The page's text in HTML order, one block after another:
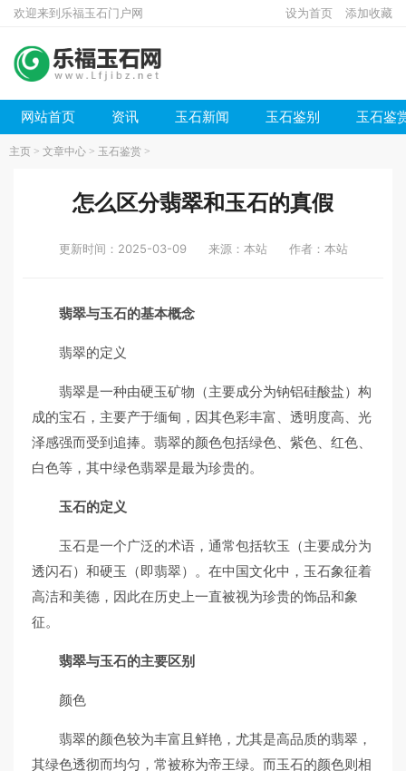
欢迎来到乐福玉石门户网 设为首页 添加收藏
网站首页 资讯 玉石新闻 玉石鉴别 玉石鉴
主页 > 文章中心 > 玉石鉴赏 >
怎么区分翡翠和玉石的真假
更新时间：2025-03-09 来源：本站 作者：本站
翡翠与玉石的基本概念
翡翠的定义
翡翠是一种由硬玉矿物（主要成分为钠铝硅酸盐）构
成的宝石，主要产于缅甸，因其色彩丰富、透明度高、光
泽感强而受到追捧。翡翠的颜色包括绿色、紫色、红色、
白色等，其中绿色翡翠是最为珍贵的。
玉石的定义
玉石是一个广泛的术语，通常包括软玉（主要成分为
透闪石）和硬玉（即翡翠）。在中国文化中，玉石象征着
高洁和美德，因此在历史上一直被视为珍贵的饰品和象
征。
翡翠与玉石的主要区别
颜色
翡翠的颜色较为丰富且鲜艳，尤其是高品质的翡翠，
其绿色透彻而均匀，常被称为帝王绿。而玉石的颜色则相